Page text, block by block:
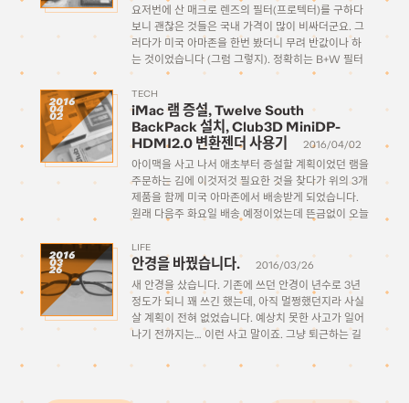
요저번에 산 매크로 렌즈의 필터(프로텍터)를 구하다
보니 괜찮은 것들은 국내 가격이 많이 비싸더군요. 그
러다가 미국 아마존을 한번 봤더니 무려 반값이나 하
는 것이었습니다 (그럼 그렇지). 정확히는 B+W 필터
로 슬림한 버전(XSP 007M)이 국내 오픈마켓 기준으
로 최소 8만원은 되었는데 아마존은 42달러… 어차피
4월 초에 […]
2016
04
02
TECH
iMac 램 증설, Twelve South
BackPack 설치, Club3D MiniDP-
HDMI2.0 변환젠더 사용기
2016/04/02
아이맥을 사고 나서 애초부터 증설할 계획이었던 램을
주문하는 김에 이것저것 필요한 것을 찾다가 위의 3개
제품을 함께 미국 아마존에서 배송받게 되었습니다.
원래 다음주 화요일 배송 예정이었는데 뜬금없이 오늘
이트상에서는 미국내 배송인 것으로 표시된 상태서
[…]
2016
03
26
LIFE
안경을 바꿨습니다.
2016/03/26
새 안경을 샀습니다. 기존에 쓰던 안경이 년수로 3년
정도가 되니 꽤 쓰긴 했는데, 아직 멀쩡했던지라 사실
살 계획이 전혀 없었습니다. 예상치 못한 사고가 일어
나기 전까지는… 이런 사고 말이죠. 그냥 퇴근하는 길
좀 닦으려고 안경을 […]